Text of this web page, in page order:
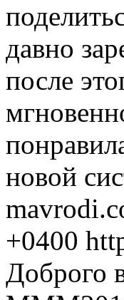
давно
после
новой
+0400
Доброго